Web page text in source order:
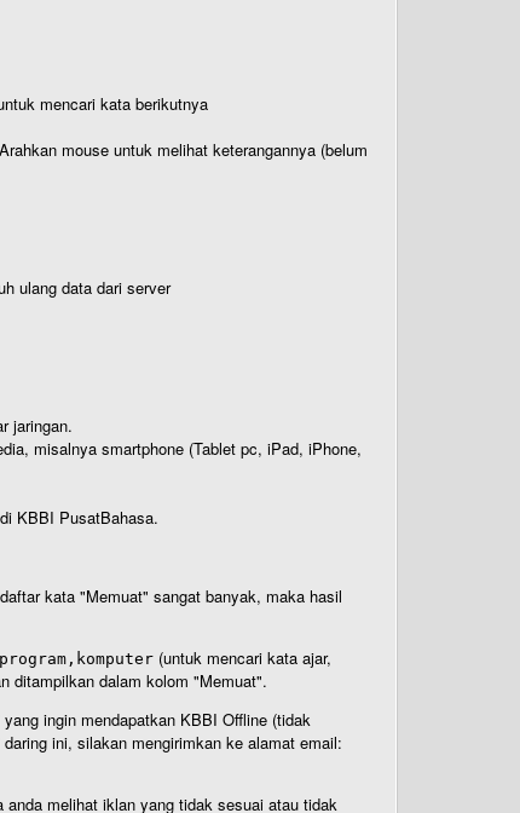
mencari kata berikutnya
mouse untuk melihat keterangannya (belum
ulang data dari server
jaringan.
misalnya smartphone (Tablet pc, iPad, iPhone,
KBBI PusatBahasa.
kata "Memuat" sangat banyak, maka hasil
(untuk mencari kata ajar,
ditampilkan dalam kolom "Memuat".
ingin mendapatkan KBBI Offline (tidak
ini, silakan mengirimkan ke alamat email:
melihat iklan yang tidak sesuai atau tidak